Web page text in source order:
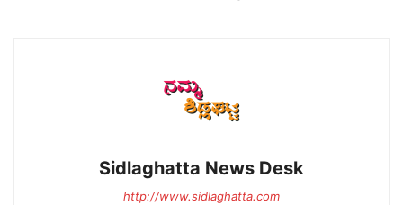
Sidlaghatta News Desk
http://www.sidlaghatta.com